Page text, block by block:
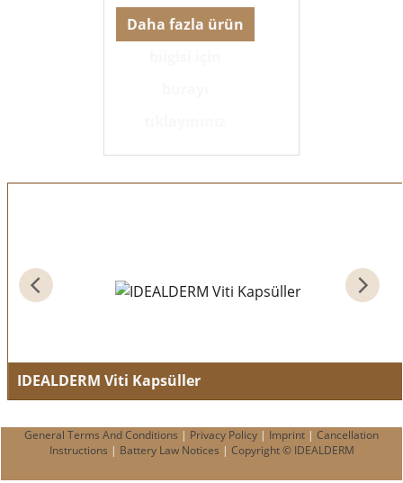
Daha fazla ürün
IDEALDERM Viti Kapsüller
Pigmentation enhancer
General Terms And Conditions | Privacy Policy | Imprint | Cancellation
Instructions | Battery Law Notices | Copyright © IDEALDERM